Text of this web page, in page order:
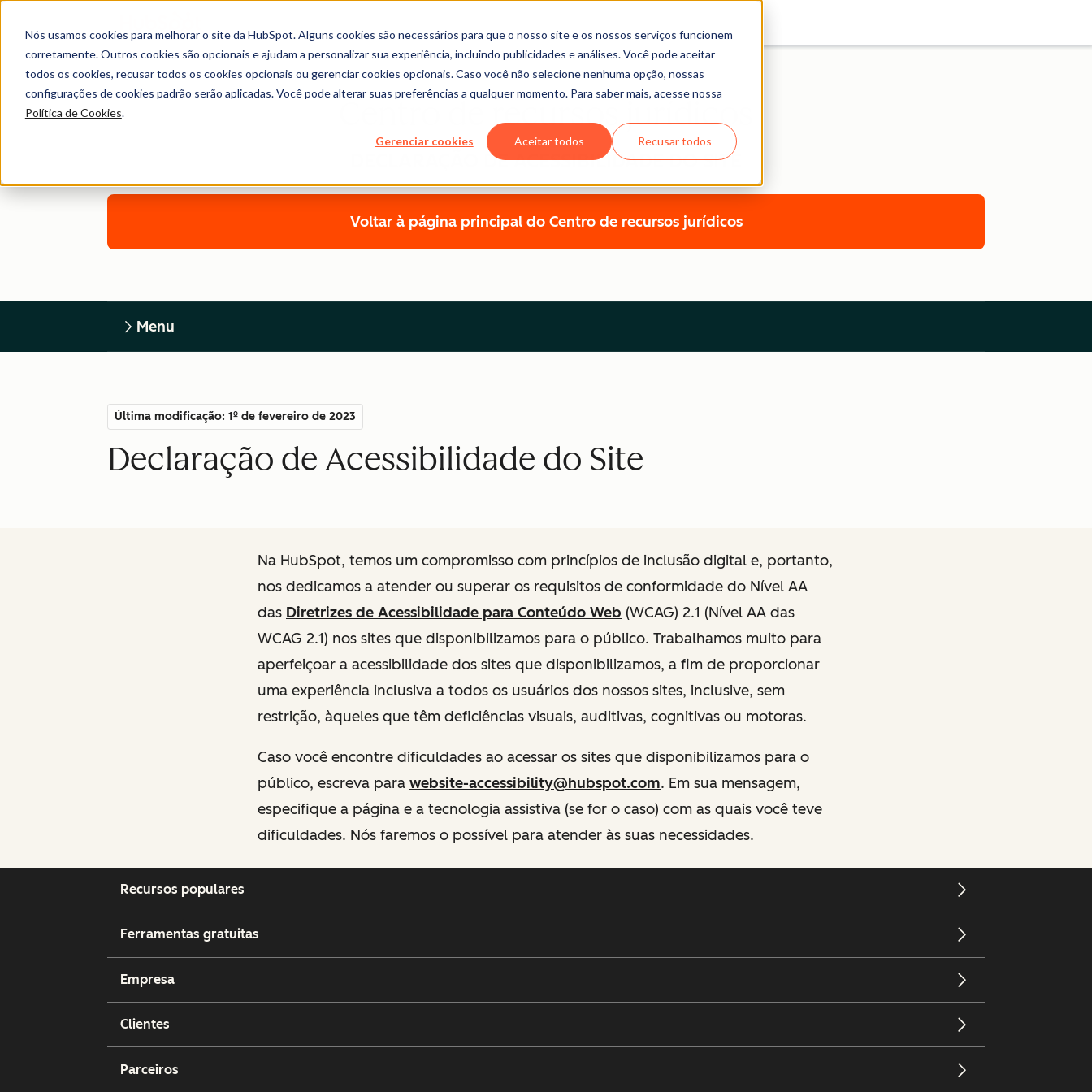
Nós usamos cookies para melhorar o site da HubSpot. Alguns cookies são necessários para que o nosso site e os nossos serviços funcionem
corretamente. Outros cookies são opcionais e ajudam a personalizar sua experiência, incluindo publicidades e análises. Você pode aceitar
todos os cookies, recusar todos os cookies opcionais ou gerenciar cookies opcionais. Caso você não selecione nenhuma opção, nossas
configurações de cookies padrão serão aplicadas. Você pode alterar suas preferências a qualquer momento. Para saber mais, acesse nossa
Política de Cookies.
Gerenciar cookies Aceitar todos Recusar todos
Centro de recursos jurídicos
DECLARAÇÃO DE ACESSIBILIDADE DO SITE
Voltar à página principal do Centro de recursos jurídicos
Menu
Última modificação: 1º de fevereiro de 2023
Declaração de Acessibilidade do Site
Na HubSpot, temos um compromisso com princípios de inclusão digital e, portanto,
nos dedicamos a atender ou superar os requisitos de conformidade do Nível AA
das Diretrizes de Acessibilidade para Conteúdo Web (WCAG) 2.1 (Nível AA das
WCAG 2.1) nos sites que disponibilizamos para o público. Trabalhamos muito para
aperfeiçoar a acessibilidade dos sites que disponibilizamos, a fim de proporcionar
uma experiência inclusiva a todos os usuários dos nossos sites, inclusive, sem
restrição, àqueles que têm deficiências visuais, auditivas, cognitivas ou motoras.
Caso você encontre dificuldades ao acessar os sites que disponibilizamos para o
público, escreva para website-accessibility@hubspot.com. Em sua mensagem,
especifique a página e a tecnologia assistiva (se for o caso) com as quais você teve
dificuldades. Nós faremos o possível para atender às suas necessidades.
Recursos populares
Ferramentas gratuitas
Empresa
Clientes
Parceiros